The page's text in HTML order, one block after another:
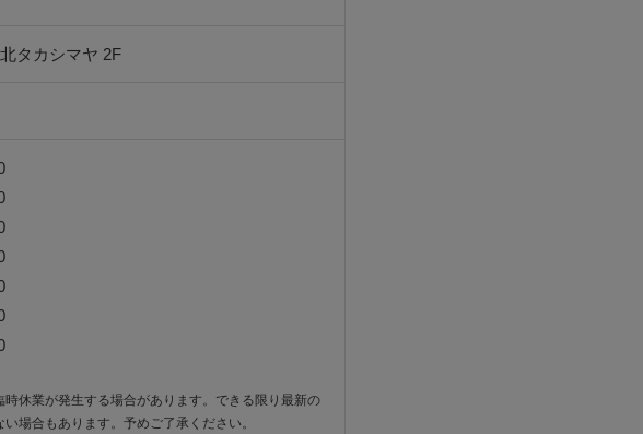
タカシマヤ 2F
休業が発生する場合があります。できる限り最新の
場合もあります。予めご了承ください。